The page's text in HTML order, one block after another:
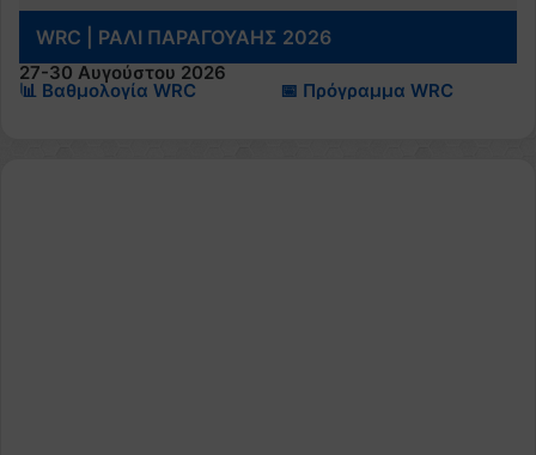
WRC | ΡΑΛΙ ΠΑΡΑΓΟΥΑΗΣ 2026
27-30 Αυγούστου 2026
📊 Βαθμολογία WRC 📅 Πρόγραμμα WRC